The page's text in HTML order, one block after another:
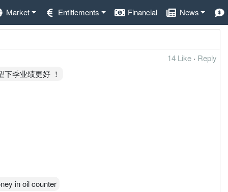
Market Entitlements Financial News
14 Like · Reply
季业绩更好 ！
in oil counter